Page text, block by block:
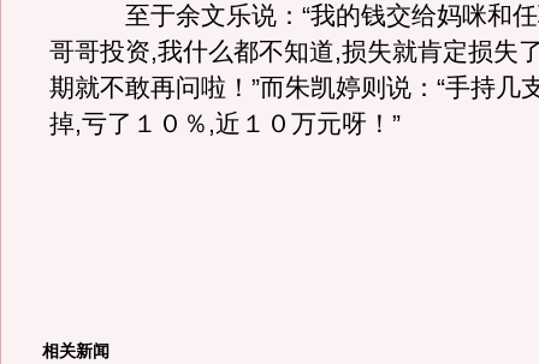
至于余文乐说：“我的钱交给妈咪和任
哥哥投资,我什么都不知道,损失就肯定损失
期就不敢再问啦！”而朱凯婷则说：“手持几
掉,亏了１０％,近１０万元呀！”
相关新闻